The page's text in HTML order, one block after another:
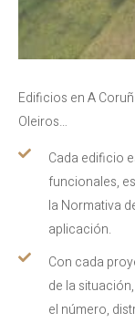
Edificios en A
Oleiros…
Cada edificio
funcionales,
la Normativa
aplicación.
Con cada
de la
el número,